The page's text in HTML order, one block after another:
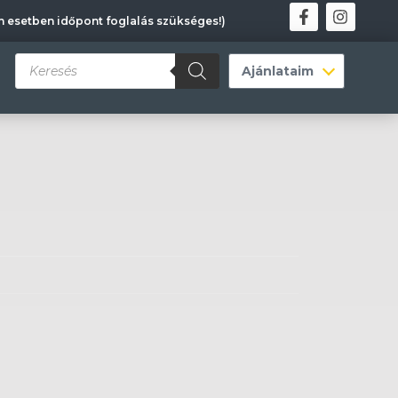
esetben időpont foglalás szükséges!)